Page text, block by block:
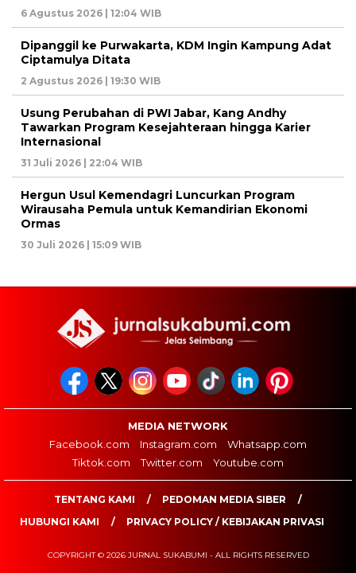
6 Agustus 2026 | 12:04 WIB
Dipanggil ke Purwakarta, KDM Ingin Kampung Adat
Ciptamulya Ditata
2 Agustus 2026 | 19:30 WIB
Usung Perubahan di PWI Jabar, Kang Andhy
Tawarkan Program Kesejahteraan hingga Karier
Internasional
31 Juli 2026 | 22:04 WIB
Hergun Usul Kemendagri Luncurkan Program
Wirausaha Pemula untuk Kemandirian Ekonomi
Ormas
30 Juli 2026 | 15:09 WIB
MEDIA NETWORK
Facebook.com
Instagram.com
Whatsapp.com
Tiktok.com
Twitter.com Youtube.com
TENTANG KAMI
PEDOMAN MEDIA SIBER
HUBUNGI KAMI
PRIVACY POLICY / KEBIJAKAN PRIVASI
COPYRIGHT © 2026 JURNAL SUKABUMI - ALL RIGHTS RESERVED